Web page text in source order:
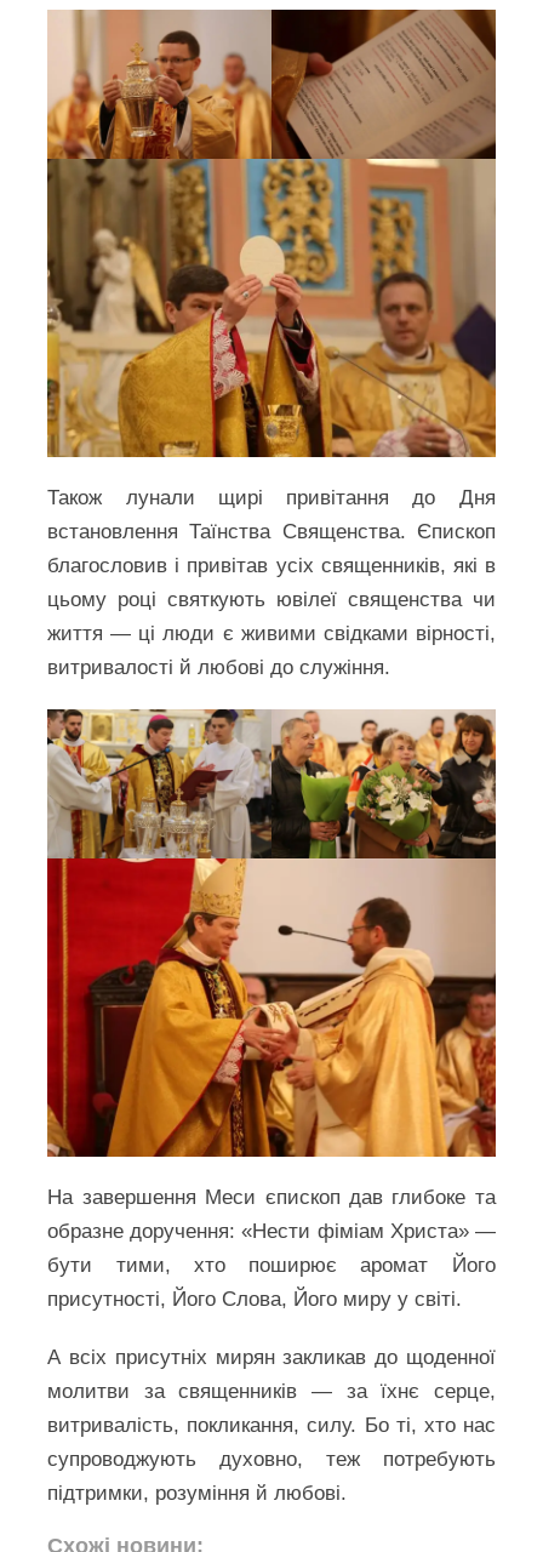
Також лунали щирі привітання до Дня
встановлення Таїнства Священства. Єпископ
благословив і привітав усіх священників, які в
цьому році святкують ювілеї священства чи
життя — ці люди є живими свідками вірності,
витривалості й любові до служіння.
На завершення Меси єпископ дав глибоке та
образне доручення: «Нести фіміам Христа» —
бути тими, хто поширює аромат Його
присутності, Його Слова, Його миру у світі.
А всіх присутніх мирян закликав до щоденної
молитви за священників — за їхнє серце,
витривалість, покликання, силу. Бо ті, хто нас
супроводжують духовно, теж потребують
підтримки, розуміння й любові.
Схожі новини: